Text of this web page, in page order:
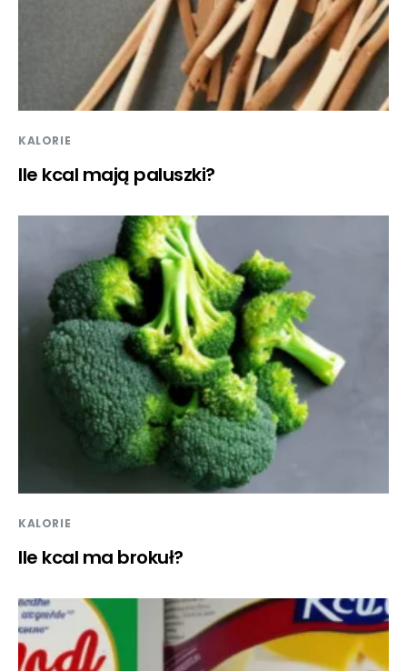
KALORIE
Ile kcal mają paluszki?
KALORIE
Ile kcal ma brokuł?